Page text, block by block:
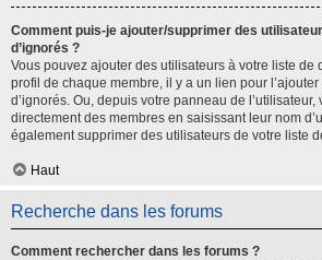
Comment puis-je ajouter/supprimer des
d’ignorés ?
Vous pouvez ajouter des utilisateurs à votre liste de
profil de chaque membre, il y a un lien pour l’ajouter
d’ignorés. Ou, depuis votre panneau de
directement des membres en saisissant leur nom
également supprimer des utilisateurs de votre liste
Haut
Recherche dans les forums
Comment rechercher dans les forums ?